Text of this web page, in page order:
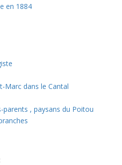
en 1884
Marc dans le Cantal
parents , paysans du Poitou